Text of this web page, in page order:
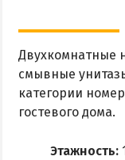
Двухкомнатные
смывные
категории
гостевого дома.
Этажность: